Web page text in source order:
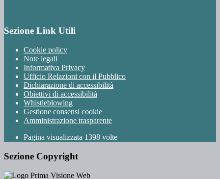
Sezione Link Utili
Cookie policy
Note legali
Informativa Privacy
Ufficio Relazioni con il Pubblico
Dichiarazione di accessibilità
Obiettivi di accessibilità
Whistleblowing
Gestione consensi cookie
Amministrazione trasparente
Pagina visualizzata 1398 volte
Sezione Copyright